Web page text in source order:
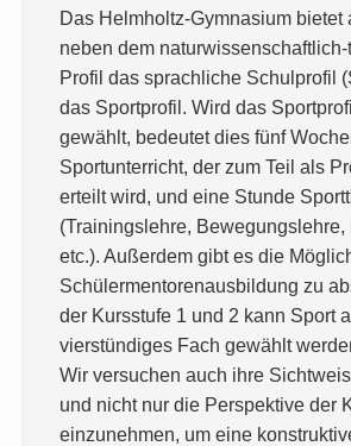
Das Helmholtz-Gymnasium bietet
neben dem
Profil das sprachliche Schulprofil
das Sportprofil. Wird das
gewählt, bedeutet dies fünf
Sportunterricht, der zum Teil als
erteilt wird, und eine Stunde
(Trainingslehre,
etc.). Außerdem gibt es die
Schülermentorenausbildung zu
der Kursstufe 1 und 2 kann Sport
vierstündiges Fach gewählt
Wir versuchen auch ihre
und nicht nur die Perspektive der
einzunehmen, um eine